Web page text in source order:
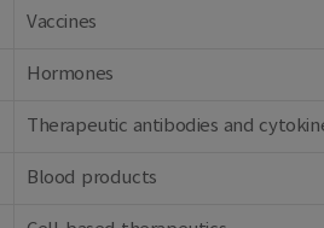
Vaccines
Hormones
Therapeutic antibodies and
Blood products